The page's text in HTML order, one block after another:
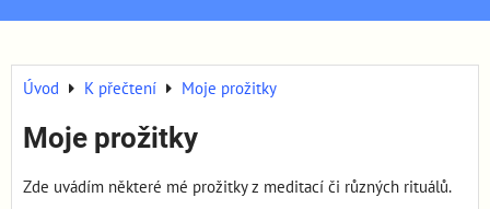
Úvod K přečtení Moje prožitky
Moje prožitky
Zde uvádím některé mé prožitky z meditací či různých rituálů.